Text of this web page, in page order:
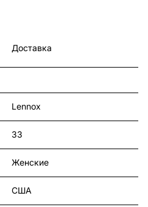
Доставка
Lennox
33
Женские
США